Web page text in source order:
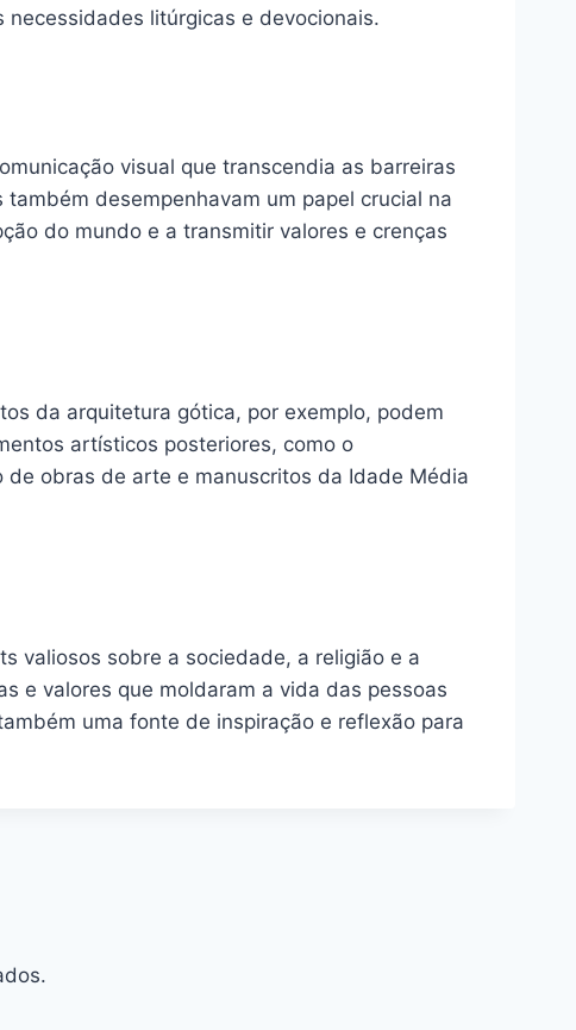
litúrgicas e devocionais.
visual que transcendia as barreiras
desempenhavam um papel crucial na
do mundo e a transmitir valores e crenças
da arquitetura gótica, por exemplo, podem
artísticos posteriores, como o
obras de arte e manuscritos da Idade Média
valiosos sobre a sociedade, a religião e a
e valores que moldaram a vida das pessoas
uma fonte de inspiração e reflexão para